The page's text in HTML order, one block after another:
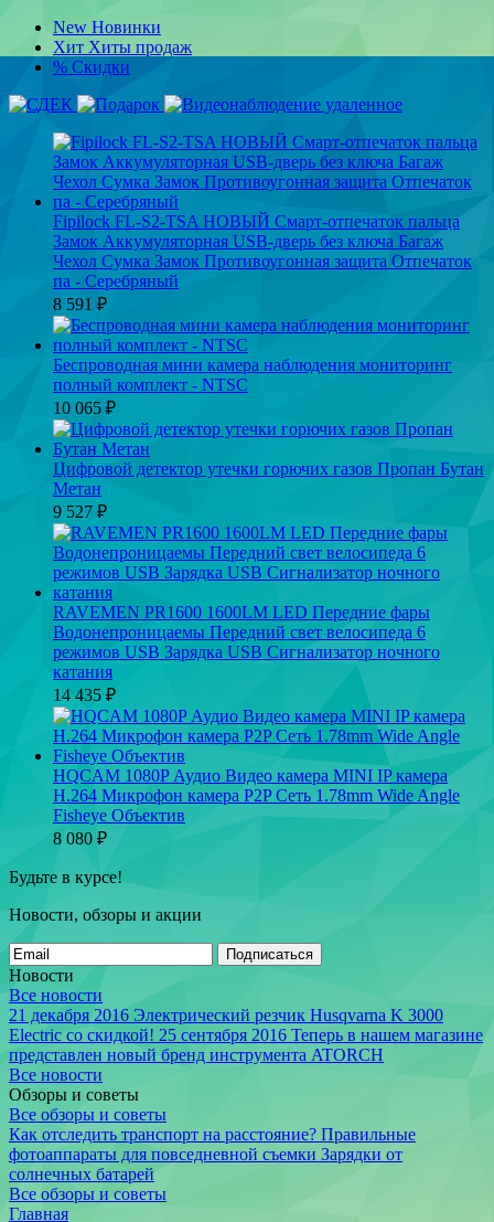
New Новинки
Хит Хиты продаж
% Скидки
Fipilock FL-S2-TSA НОВЫЙ Смарт-отпечаток пальца
Замок Аккумуляторная USB-дверь без ключа Багаж
Чехол Сумка Замок Противоугонная защита Отпечаток
па - Серебряный
8 591 ₽
Беспроводная мини камера наблюдения мониторинг
полный комплект - NTSC
10 065 ₽
Цифровой детектор утечки горючих газов Пропан Бутан
Метан
9 527 ₽
RAVEMEN PR1600 1600LM LED Передние фары
Водонепроницаемы Передний свет велосипеда 6
режимов USB Зарядка USB Сигнализатор ночного
катания
14 435 ₽
HQCAM 1080P Аудио Видео камера MINI IP камера
H.264 Микрофон камера P2P Сеть 1.78mm Wide Angle
Fisheye Объектив
8 080 ₽
Будьте в курсе!
Новости, обзоры и акции
Подписаться
Новости
Все новости
21 декабря 2016 Электрический резчик Husqvarna K 3000
Electric со скидкой! 25 сентября 2016 Теперь в нашем магазине
представлен новый бренд инструмента ATORCH
Все новости
Обзоры и советы
Все обзоры и советы
Как отследить транспорт на расстояние? Правильные
фотоаппараты для повседневной съемки Зарядки от
солнечных батарей
Все обзоры и советы
Главная